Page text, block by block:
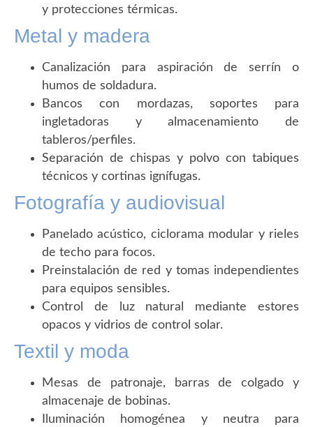
y protecciones térmicas.
Metal y madera
Canalización para aspiración de serrín o
humos de soldadura.
Bancos con mordazas, soportes para
ingletadoras y almacenamiento de
tableros/perfiles.
Separación de chispas y polvo con tabiques
técnicos y cortinas ignífugas.
Fotografía y audiovisual
Panelado acústico, ciclorama modular y rieles
de techo para focos.
Preinstalación de red y tomas independientes
para equipos sensibles.
Control de luz natural mediante estores
opacos y vidrios de control solar.
Textil y moda
Mesas de patronaje, barras de colgado y
almacenaje de bobinas.
Iluminación homogénea y neutra para